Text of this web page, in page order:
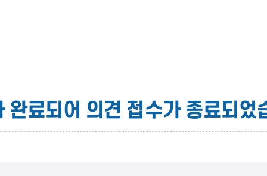
완료되어 의견 접수가 종료되었